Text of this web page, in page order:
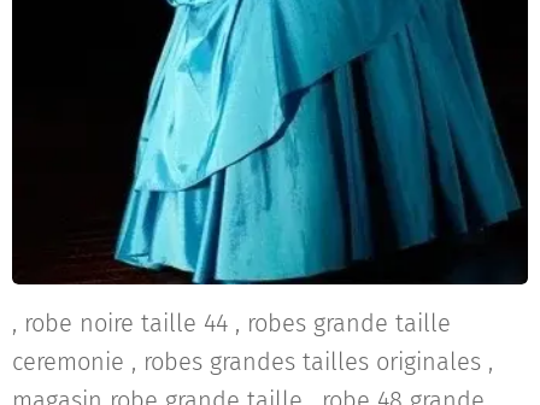
, robe noire taille 44 , robes grande taille
ceremonie , robes grandes tailles originales ,